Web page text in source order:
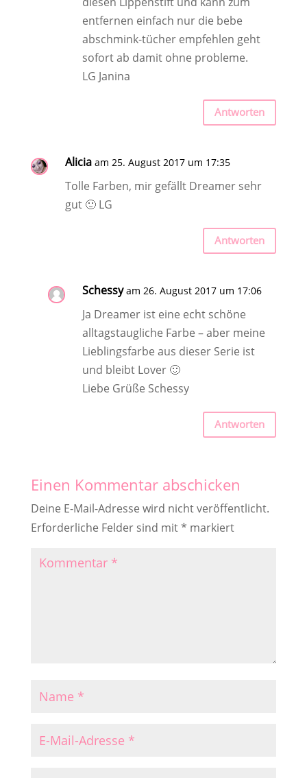
entfernen einfach nur die bebe
abschmink-tücher empfehlen geht
sofort ab damit ohne probleme.
LG Janina
Antworten
Alicia am 25. August 2017 um 17:35
Tolle Farben, mir gefällt Dreamer sehr
gut 🙂 LG
Antworten
Schessy am 26. August 2017 um 17:06
Ja Dreamer ist eine echt schöne
alltagstaugliche Farbe – aber meine
Lieblingsfarbe aus dieser Serie ist
und bleibt Lover 🙂
Liebe Grüße Schessy
Antworten
Einen Kommentar abschicken
Deine E-Mail-Adresse wird nicht veröffentlicht.
Erforderliche Felder sind mit* markiert